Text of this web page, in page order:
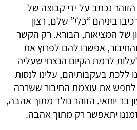
נכתב על ידי קבוצה של
ביניהם “כלי” שלם, רצון
של המציאות, הבורא. רק הקשר
אפשרו להם לפרוץ את
לרמת הקיום הנצחי שעליה
ללכת בעקבותיהם, עלינו לנסות
לחפש את עוצמת החיבור ששררה
בר יוחאי. הזוהר נולד מתוך אהבה,
יתאפשר רק מתוך אהבה.